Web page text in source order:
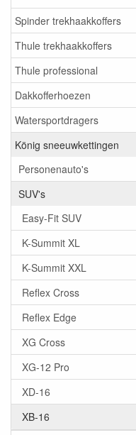
Spinder trekhaakkoffers
Thule trekhaakkoffers
Thule professional
Dakkofferhoezen
Watersportdragers
König sneeuwkettingen
Personenauto's
SUV's
Easy-Fit SUV
K-Summit XL
K-Summit XXL
Reflex Cross
Reflex Edge
XG Cross
XG-12 Pro
XD-16
XB-16